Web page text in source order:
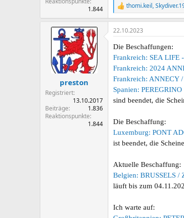
1.844
R
e
a
k
i
o
e
n
:
thomi.keil,
preston
Registriert
13.10.2017
Beiträge
1.836
Reaktionspunkte
1.844
22.10.2023
Die Beschaffungen:
Frankreich: SEA LIFE
Frankreich: 2024
Frankreich: ANNECY /
Spanien:
sind beendet, die
Die Beschaffung:
Luxemburg: PONT
ist beendet, die
Aktuelle Beschaffung:
Belgien: BRUSSELS /
läuft bis zum
Ich warte auf: